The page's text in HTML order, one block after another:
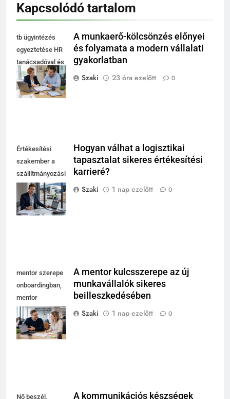
Kapcsolódó tartalom
tb ügyintézés
egyeztetése HR
tanácsadóval és
cégvezetővel az
irodában
A munkaerő-kölcsönzés előnyei
és folyamata a modern vállalati
gyakorlatban
Szaki
23 óra ezelőtt 0
Értékesítési
szakember a
szállítmányozási
és fuvarozási
szakma modern
irodájában
Hogyan válhat a logisztikai
tapasztalat sikeres értékesítési
karrieré?
Szaki
1 nap ezelőtt 0
mentor szerepe
onboardingban,
mentor
magyaráz
laptopnál, új
kolléga jegyzetel
A mentor kulcsszerepe az új
munkavállalók sikeres
beilleszkedésében
Szaki
1 nap ezelőtt 0
Nő beszél, A kommunikációs készségek